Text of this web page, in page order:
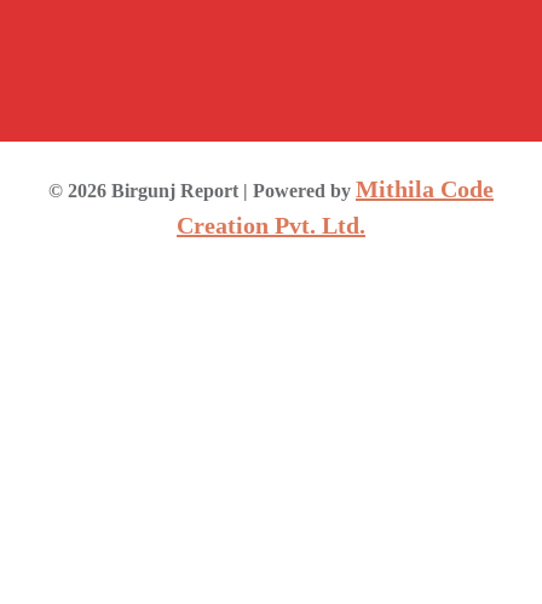
© 2026 Birgunj Report | Powered by Mithila Code
Creation Pvt. Ltd.